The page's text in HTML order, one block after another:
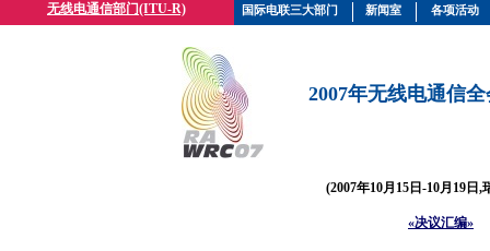
无线电通信部门(ITU-R)
2007年无线电通信
(2007年10月15日-10月19日,
«决议汇编»
国际电联三大部门 新闻室 各项活动